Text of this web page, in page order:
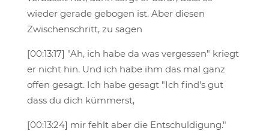
wieder gerade gebogen ist. Aber diesen
Zwischenschritt, zu sagen
[00:13:17] "Ah, ich habe da was vergessen" kriegt
er nicht hin. Und ich habe ihm das mal ganz
offen gesagt. Ich habe gesagt "Ich find's gut
dass du dich kümmerst,
[00:13:24] mir fehlt aber die Entschuldigung."